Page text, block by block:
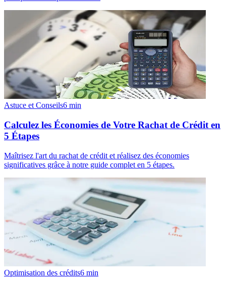
Astuce et Conseils6 min
Calculez les Économies de Votre Rachat de Crédit en
5 Étapes
Maîtrisez l'art du rachat de crédit et réalisez des économies
significatives grâce à notre guide complet en 5 étapes.
Optimisation des crédits6 min